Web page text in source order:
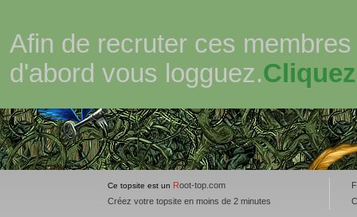
Afin de recruter ces
d'abord vous logguez.
Ce topsite est un Root-top.com
Créez votre topsite en moins de 2 minutes